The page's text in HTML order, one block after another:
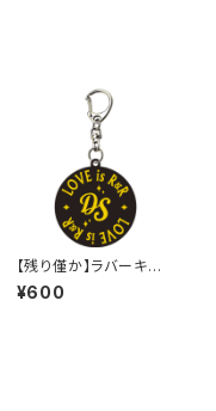
【残り僅か】ラバーキー
ホルダー（イエローの
み）
¥600